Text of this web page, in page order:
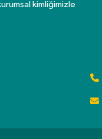
kimliğimizle